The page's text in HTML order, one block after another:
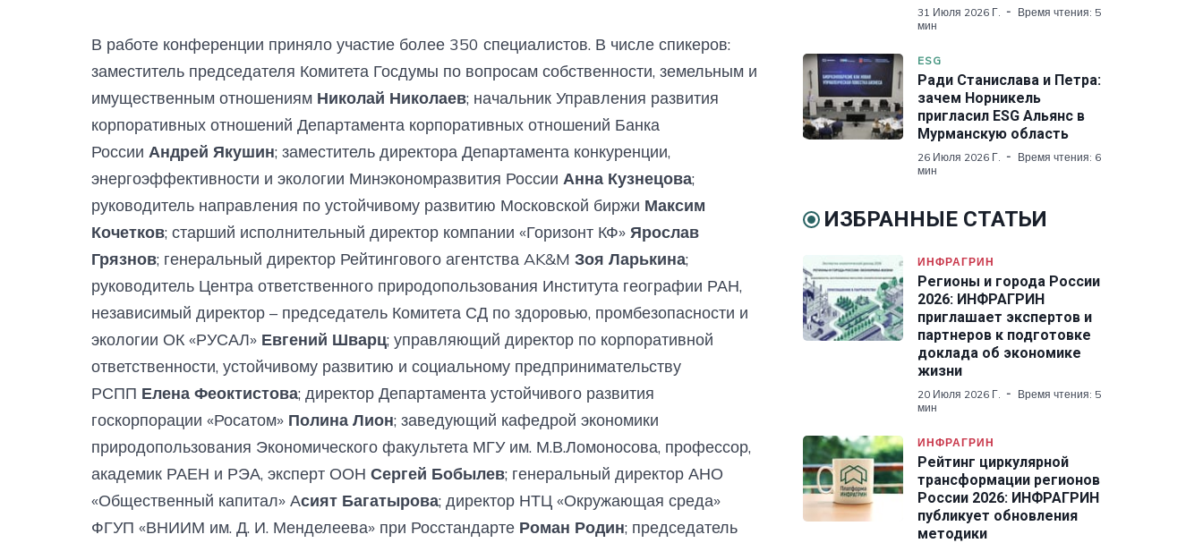
В работе конференции приняло участие более 350 специалистов. В числе спикеров:
заместитель председателя Комитета Госдумы по вопросам собственности, земельным и
имущественным отношениям Николай Николаев; начальник Управления развития
корпоративных отношений Департамента корпоративных отношений Банка
России Андрей Якушин; заместитель директора Департамента конкуренции,
энергоэффективности и экологии Минэкономразвития России Анна Кузнецова;
руководитель направления по устойчивому развитию Московской биржи Максим
Кочетков; старший исполнительный директор компании «Горизонт КФ» Ярослав
Грязнов; генеральный директор Рейтингового агентства AK&M Зоя Ларькина;
руководитель Центра ответственного природопользования Института географии РАН,
независимый директор – председатель Комитета СД по здоровью, промбезопасности и
экологии ОК «РУСАЛ» Евгений Шварц; управляющий директор по корпоративной
ответственности, устойчивому развитию и социальному предпринимательству
РСПП Елена Феоктистова; директор Департамента устойчивого развития
госкорпорации «Росатом» Полина Лион; заведующий кафедрой экономики
природопользования Экономического факультета МГУ им. М.В.Ломоносова, профессор,
академик РАЕН и РЭА, эксперт ООН Сергей Бобылев; генеральный директор АНО
«Общественный капитал» Асият Багатырова; директор НТЦ «Окружающая среда»
ФГУП «ВНИИМ им. Д. И. Менделеева» при Росстандарте Роман Родин; председатель
31 Июля 2026 Г.
Время чтения: 5
мин
ESG
Ради Станислава и Петра:
зачем Норникель
пригласил ESG Альянс в
Мурманскую область
26 Июля 2026 Г.
Время чтения: 6
мин
ИЗБРАННЫЕ СТАТЬИ
ИНФРАГРИН
Регионы и города России
2026: ИНФРАГРИН
приглашает экспертов и
партнеров к подготовке
доклада об экономике
жизни
20 Июля 2026 Г.
Время чтения: 5
мин
ИНФРАГРИН
Рейтинг циркулярной
трансформации регионов
России 2026: ИНФРАГРИН
публикует обновления
методики